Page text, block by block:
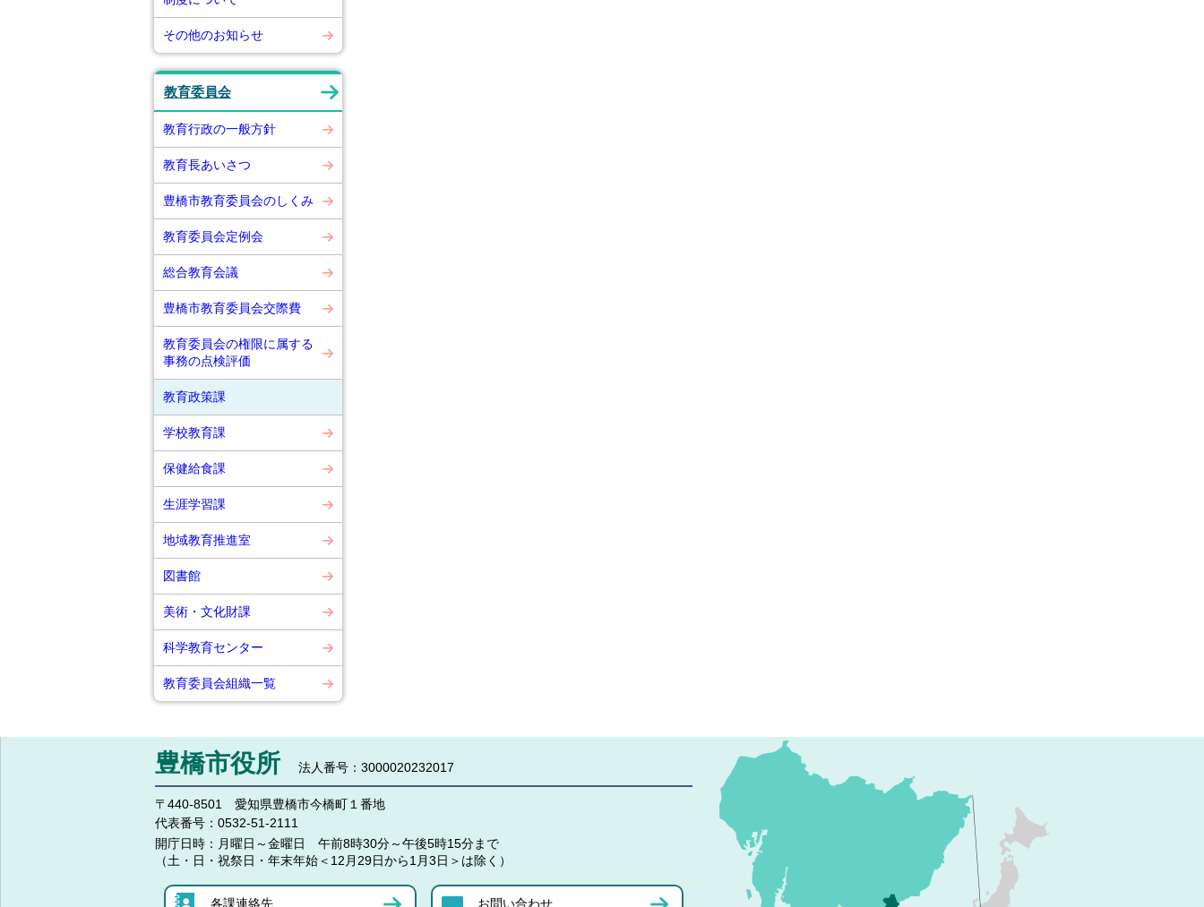
その他のお知らせ
教育委員会
教育行政の一般方針
教育長あいさつ
豊橋市教育委員会のしくみ
教育委員会定例会
総合教育会議
豊橋市教育委員会交際費
教育委員会の権限に属する
事務の点検評価
教育政策課
学校教育課
保健給食課
生涯学習課
地域教育推進室
図書館
美術・文化財課
科学教育センター
教育委員会組織一覧
豊橋市役所 法人番号：3000020232017
〒440-8501 愛知県豊橋市今橋町１番地
代表番号： 0532-51-2111
開庁日時： 月曜日～金曜日 午前8時30分～午後5時15分まで
（土・日・祝祭日・年末年始＜12月29日から1月3日＞は除く）
各課連絡先 お問い合わせ